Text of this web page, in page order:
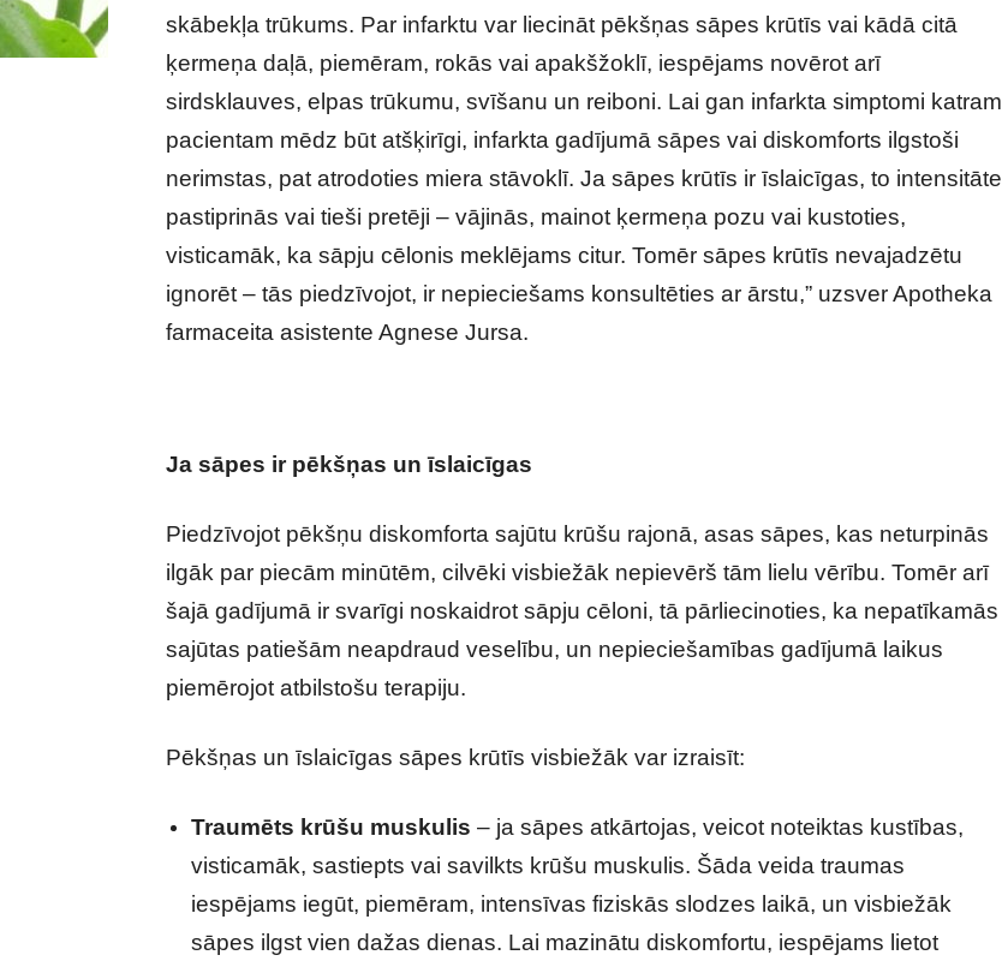
skābekļa trūkums. Par infarktu var liecināt pēkšņas sāpes krūtīs vai kādā citā
ķermeņa daļā, piemēram, rokās vai apakšžoklī, iespējams novērot arī
sirdsklauves, elpas trūkumu, svīšanu un reiboni. Lai gan infarkta simptomi katram
pacientam mēdz būt atšķirīgi, infarkta gadījumā sāpes vai diskomforts ilgstoši
nerimstas, pat atrodoties miera stāvoklī. Ja sāpes krūtīs ir īslaicīgas, to intensitāte
pastiprinās vai tieši pretēji – vājinās, mainot ķermeņa pozu vai kustoties,
visticamāk, ka sāpju cēlonis meklējams citur. Tomēr sāpes krūtīs nevajadzētu
ignorēt – tās piedzīvojot, ir nepieciešams konsultēties ar ārstu,” uzsver Apotheka
farmaceita asistente Agnese Jursa.
Ja sāpes ir pēkšņas un īslaicīgas
Piedzīvojot pēkšņu diskomforta sajūtu krūšu rajonā, asas sāpes, kas neturpinās
ilgāk par piecām minūtēm, cilvēki visbiežāk nepievērš tām lielu vērību. Tomēr arī
šajā gadījumā ir svarīgi noskaidrot sāpju cēloni, tā pārliecinoties, ka nepatīkamās
sajūtas patiešām neapdraud veselību, un nepieciešamības gadījumā laikus
piemērojot atbilstošu terapiju.
Pēkšņas un īslaicīgas sāpes krūtīs visbiežāk var izraisīt:
Traumēts krūšu muskulis – ja sāpes atkārtojas, veicot noteiktas kustības,
visticamāk, sastiepts vai savilkts krūšu muskulis. Šāda veida traumas
iespējams iegūt, piemēram, intensīvas fiziskās slodzes laikā, un visbiežāk
sāpes ilgst vien dažas dienas. Lai mazinātu diskomfortu, iespējams lietot